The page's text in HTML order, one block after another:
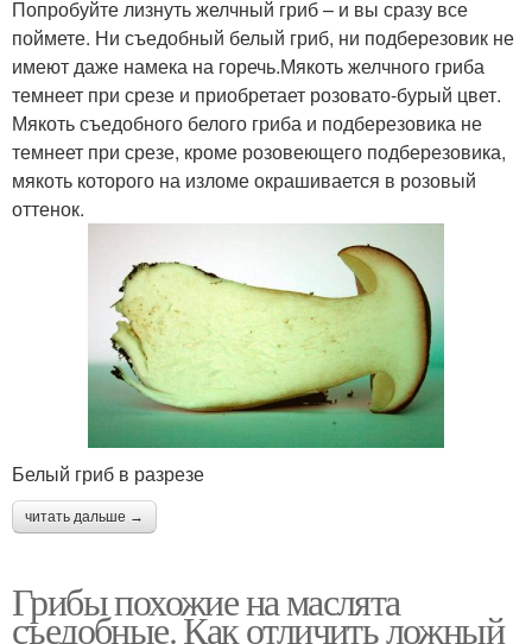
Попробуйте лизнуть желчный гриб – и вы сразу все
поймете. Ни съедобный белый гриб, ни подберезовик не
имеют даже намека на горечь.Мякоть желчного гриба
темнеет при срезе и приобретает розовато-бурый цвет.
Мякоть съедобного белого гриба и подберезовика не
темнеет при срезе, кроме розовеющего подберезовика,
мякоть которого на изломе окрашивается в розовый
оттенок.
Белый гриб в разрезе
читать дальше →
Грибы похожие на маслята
съедобные. Как отличить ложный